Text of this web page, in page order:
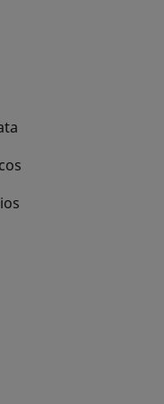
nueva
nueva